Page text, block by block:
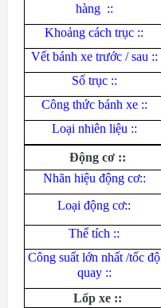
hàng ::
Khoảng cách trục ::
Vết bánh xe trước / sau ::
Số trục ::
Công thức bánh xe ::
Loại nhiên liệu ::
Động cơ ::
Nhãn hiệu động cơ::
Loại động cơ::
Thể tích ::
Công suất lớn nhất /tốc độ
quay ::
Lốp xe ::